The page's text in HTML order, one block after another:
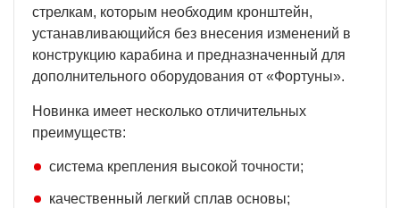
стрелкам, которым необходим кронштейн,
устанавливающийся без внесения изменений в
конструкцию карабина и предназначенный для
дополнительного оборудования от «Фортуны».
Новинка имеет несколько отличительных
преимуществ:
система крепления высокой точности;
качественный легкий сплав основы;